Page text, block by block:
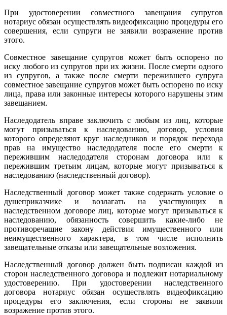
При удостоверении совместного завещания супругов
нотариус обязан осуществлять видеофиксацию процедуры его
совершения, если супруги не заявили возражение против
этого.
Совместное завещание супругов может быть оспорено по
иску любого из супругов при их жизни. После смерти одного
из супругов, а также после смерти пережившего супруга
совместное завещание супругов может быть оспорено по иску
лица, права или законные интересы которого нарушены этим
завещанием.
Наследодатель вправе заключить с любым из лиц, которые
могут призываться к наследованию, договор, условия
которого определяют круг наследников и порядок перехода
прав на имущество наследодателя после его смерти к
пережившим наследодателя сторонам договора или к
пережившим третьим лицам, которые могут призываться к
наследованию (наследственный договор).
Наследственный договор может также содержать условие о
душеприказчике и возлагать на участвующих в
наследственном договоре лиц, которые могут призываться к
наследованию, обязанность совершить какие-либо не
противоречащие закону действия имущественного или
неимущественного характера, в том числе исполнить
завещательные отказы или завещательные возложения.
Наследственный договор должен быть подписан каждой из
сторон наследственного договора и подлежит нотариальному
удостоверению. При удостоверении наследственного
договора нотариус обязан осуществлять видеофиксацию
процедуры его заключения, если стороны не заявили
возражение против этого.